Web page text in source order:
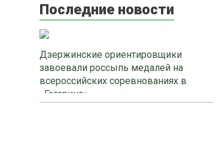
Последние новости
Дзержинские ориентировщики
завоевали россыпь медалей на
всероссийских соревнованиях в
«Гагарино»